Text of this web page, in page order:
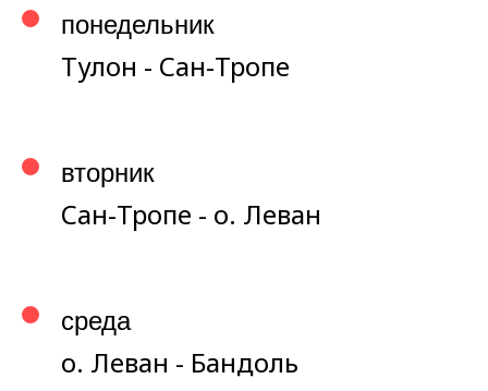
понедельник
Тулон - Сан-Тропе
вторник
Сан-Тропе - о. Леван
среда
о. Леван - Бандоль